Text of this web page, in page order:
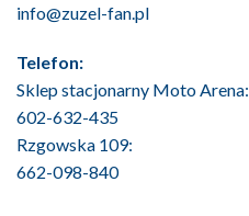
info@zuzel-fan.pl
Telefon:
Sklep stacjonarny Moto Arena:
602-632-435
Rzgowska 109:
662-098-840